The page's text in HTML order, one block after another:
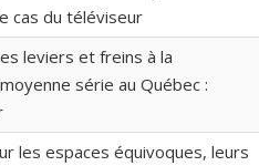
cas du téléviseur
leviers et freins à la
série au Québec :
les espaces équivoques, leurs